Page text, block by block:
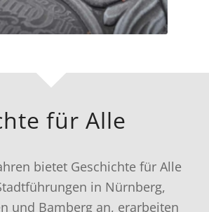
für Alle
bietet Geschichte für Alle
in Nürnberg,
und Bamberg an, erarbeiten